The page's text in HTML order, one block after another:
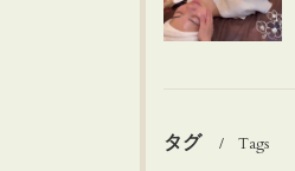
タグ Tags